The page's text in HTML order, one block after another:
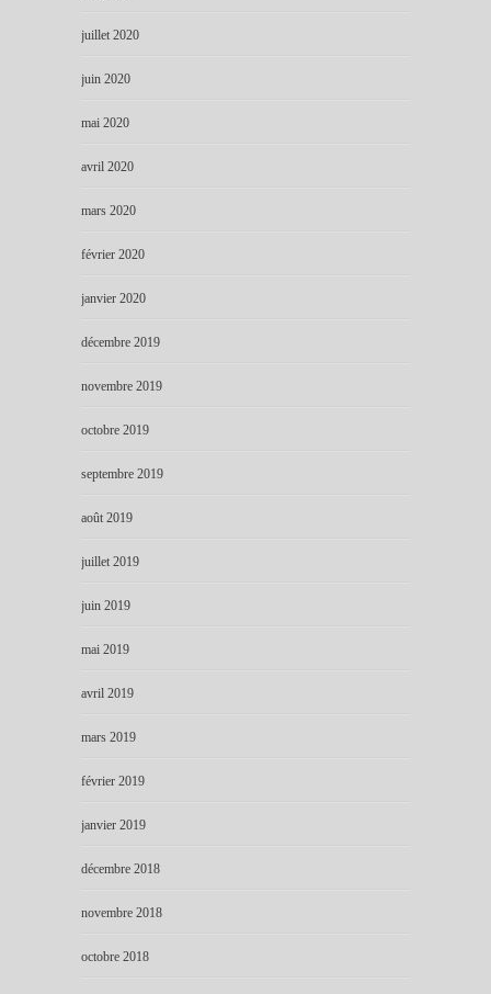
juillet 2020
juin 2020
mai 2020
avril 2020
mars 2020
février 2020
janvier 2020
décembre 2019
novembre 2019
octobre 2019
septembre 2019
août 2019
juillet 2019
juin 2019
mai 2019
avril 2019
mars 2019
février 2019
janvier 2019
décembre 2018
novembre 2018
octobre 2018